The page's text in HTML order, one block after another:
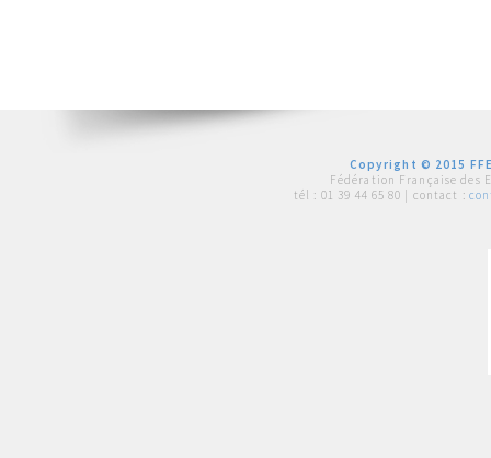
Copyright © 2015
Fédération Française des
tél : 01 39 44 65 80 | contact :